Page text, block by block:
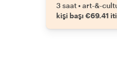
3 saat•art-&-
kişi başı €69.41